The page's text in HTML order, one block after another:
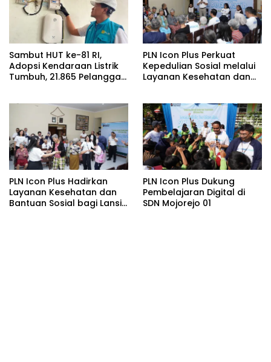
Sambut HUT ke-81 RI,
Adopsi Kendaraan Listrik
Tumbuh, 21.865 Pelanggan
pada Semester I 2026
PLN Icon Plus Perkuat
Kepedulian Sosial melalui
Layanan Kesehatan dan
PLN Icon Plus Hadirkan
Layanan Kesehatan dan
Bantuan Sosial bagi Lansia
PLN Icon Plus Dukung
Pembelajaran Digital di
SDN Mojorejo 01